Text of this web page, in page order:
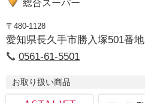
総合スーパー
〒480-1128
愛知県長久手市勝入塚501番地
0561-61-5501
お取り扱い商品